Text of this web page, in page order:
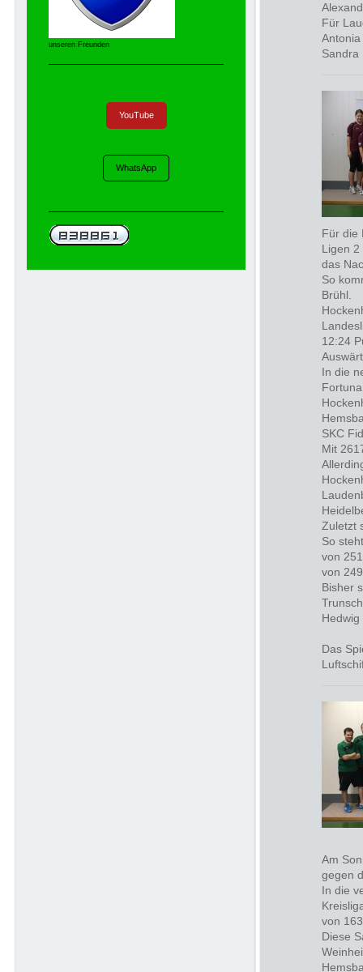
Für
Sandra
Für die
Ligen
das
So
Brühl.
12:24
In die
SKC
Mit
Zuletzt
So
von
von
Bisher
Das
Am
gegen
In die
von
Diese
unseren Freunden
YouTube
WhatsApp